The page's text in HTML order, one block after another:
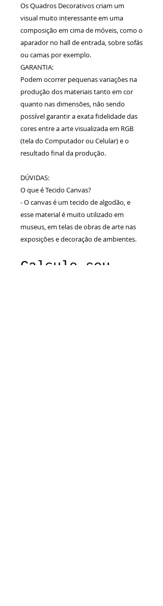
Os Quadros Decorativos criam um
visual muito interessante em uma
composição em cima de móveis, como o
aparador no hall de entrada, sobre sofás
ou camas por exemplo.
GARANTIA:
Podem ocorrer pequenas variações na
produção dos materiais tanto em cor
quanto nas dimensões, não sendo
possível garantir a exata fidelidade das
cores entre a arte visualizada em RGB
(tela do Computador ou Celular) e o
resultado final da produção.
DÚVIDAS:
O que é Tecido Canvas?
- O canvas é um tecido de algodão, e
esse material é muito utilizado em
museus, em telas de obras de arte nas
exposições e decoração de ambientes.
Calcule seu